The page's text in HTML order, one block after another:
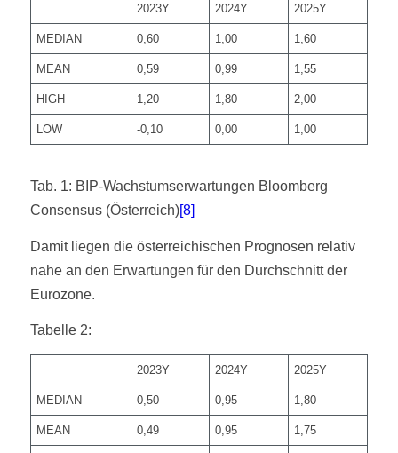
2023Y 2024Y 2025Y
MEDIAN 0,60 1,00 1,60
MEAN 0,59 0,99 1,55
HIGH 1,20 1,80 2,00
LOW -0,10 0,00 1,00
Tab. 1: BIP-Wachstumserwartungen Bloomberg
Consensus (Österreich)[8]
Damit liegen die österreichischen Prognosen relativ
nahe an den Erwartungen für den Durchschnitt der
Eurozone.
Tabelle 2:
2023Y 2024Y 2025Y
MEDIAN 0,50 0,95 1,80
MEAN 0,49 0,95 1,75